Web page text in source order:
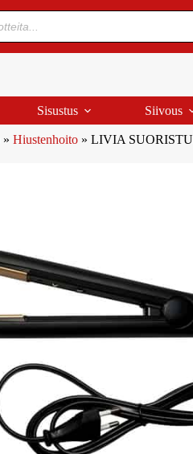
Sisustus Siivous
» Hiustenhoito » LIVIA